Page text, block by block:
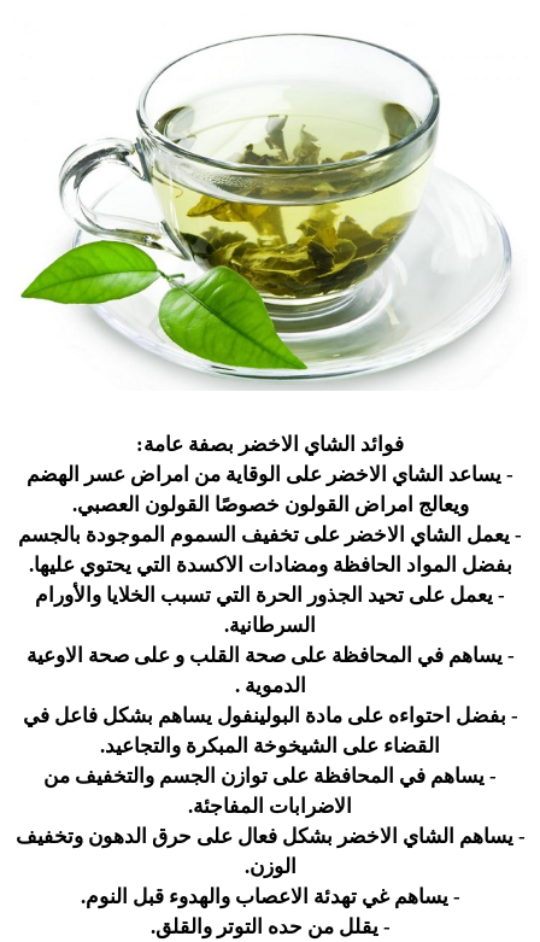
فوائد الشاي الاخضر بصفة عامة:
- يساعد الشاي الاخضر على الوقاية من امراض عسر الهضم
ويعالج امراض القولون خصوصًا القولون العصبي.
- يعمل الشاي الاخضر على تخفيف السموم الموجودة بالجسم
بفضل المواد الحافظة ومضادات الاكسدة التي يحتوي عليها.
- يعمل على تحيد الجذور الحرة التي تسبب الخلايا والأورام
السرطانية.
- يساهم في المحافظة على صحة القلب و على صحة الاوعية
الدموية .
- بفضل احتواءه على مادة البولينفول يساهم بشكل فاعل في
القضاء على الشيخوخة المبكرة والتجاعيد.
- يساهم في المحافظة على توازن الجسم والتخفيف من
الاضرابات المفاجئة.
- يساهم الشاي الاخضر بشكل فعال على حرق الدهون وتخفيف
الوزن.
- يساهم غي تهدئة الاعصاب والهدوء قبل النوم.
- يقلل من حده التوتر والقلق.